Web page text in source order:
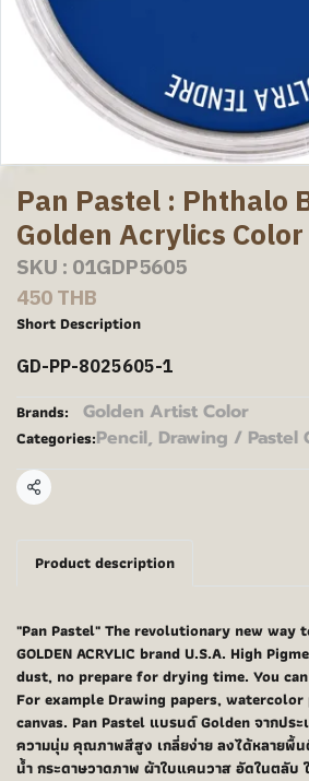
Pan Pastel : Phthalo
Golden Acrylics
SKU : 01GDP5605
450 THB
Short Description
GD-PP-8025605-1
Brands: Golden Artist Color
Categories:Pencil, Drawing / Pastel
Share
Product description
"Pan Pastel" The revolutionary new way
GOLDEN ACRYLIC brand U.S.A. High
dust, no prepare for drying time. You
For example Drawing papers, watercolor
canvas. Pan Pastel แบรนด์ Golden จากปร
ความนุ่ม คุณภาพสีสูง เกลี่ยง่าย ลงได้หลายพื้น
น้ำ กระดาษวาดภาพ ผ้าใบแคนวาส อัดในตลับ